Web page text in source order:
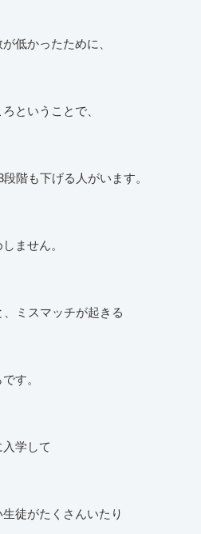
低かったために、
ということで、
階も下げる人がいます。
ません。
ミスマッチが起きる
す。
学して
徒がたくさんいたり